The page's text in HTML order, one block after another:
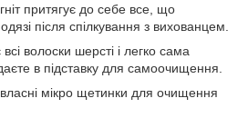
притягує до себе все, що
після спілкування з вихованцем.
волоски шерсті і легко сама
в підставку для самоочищення.
власні мікро щетинки для очищення